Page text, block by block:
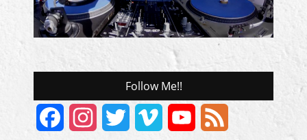
Follow Me!!
FacebookInstagram
Twitter Vimeo
YouTube